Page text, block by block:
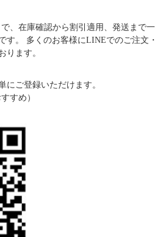
、在庫確認から割引適用、発送まで一
す。 多くのお客様にLINEでのご注文・
ります。
にご登録いただけます。
すめ）